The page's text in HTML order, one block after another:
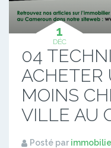
1
DÉC
04
ACHETER
MOINS
VILLE AU
Posté par